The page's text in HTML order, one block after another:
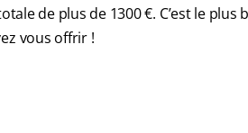
de plus de 1300 €. C’est le
vous offrir !